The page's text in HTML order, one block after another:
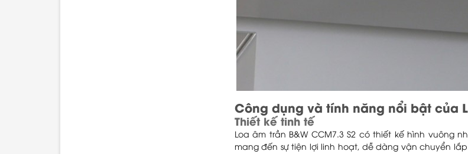
Công dụng và tính năng nổi bật của
Thiết kế tinh tế
Loa âm trần B&W CCM7.3 S2 có thiết kế hình vuông
mang đến sự tiện lợi linh hoạt, dễ dàng vận chuyển